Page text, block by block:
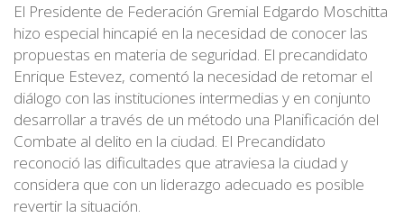
El Presidente de Federación Gremial Edgardo Moschitta
hizo especial hincapié en la necesidad de conocer las
propuestas en materia de seguridad. El precandidato
Enrique Estevez, comentó la necesidad de retomar el
diálogo con las instituciones intermedias y en conjunto
desarrollar a través de un método una Planificación del
Combate al delito en la ciudad. El Precandidato
reconoció las dificultades que atraviesa la ciudad y
considera que con un liderazgo adecuado es posible
revertir la situación.